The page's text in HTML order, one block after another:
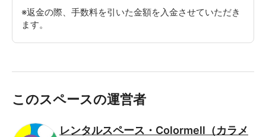
※返金の際、手数料を引いた金額を入金させていただき
ます。
このスペースの運営者
レンタルスペース・Colormell（カラメ